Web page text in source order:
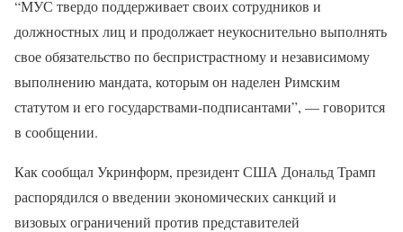
“МУС твердо поддерживает своих сотрудников и
должностных лиц и продолжает неукоснительно выполнять
свое обязательство по беспристрастному и независимому
выполнению мандата, которым он наделен Римским
статутом и его государствами-подписантами”, — говорится
в сообщении.
Как сообщал Укринформ, президент США Дональд Трамп
распорядился о введении экономических санкций и
визовых ограничений против представителей